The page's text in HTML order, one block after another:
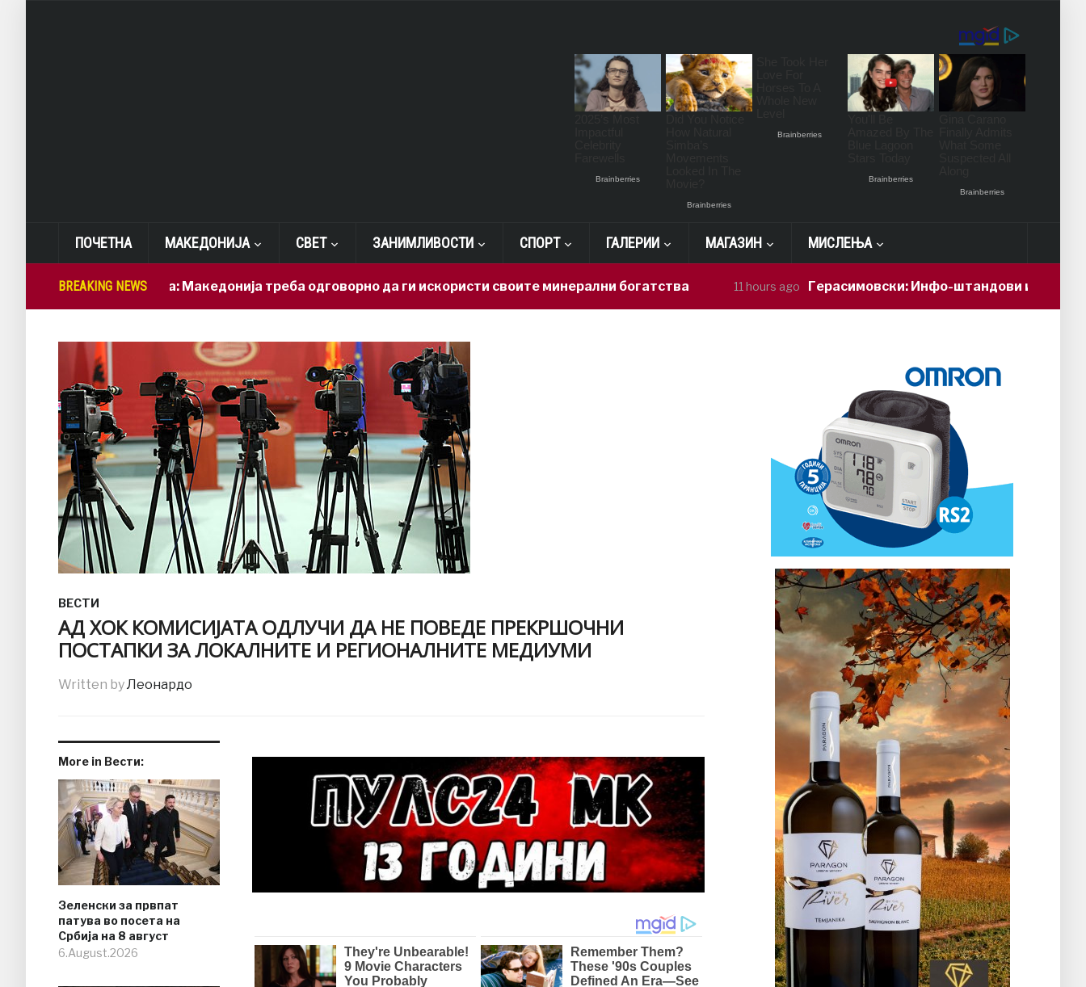
ПОЧЕТНА МАКЕДОНИЈА СВЕТ ЗАНИМЛИВОСТИ СПОРТ ГАЛЕРИИ МАГАЗИН МИСЛЕЊА
BREAKING NEWS
Лепиткова: Македонија треба одговорно да ги искористи своите минерални богатства 11 hours ago Герасимовски: Инфо-штандови и здравствени
ВЕСТИ
АД ХОК КОМИСИЈАТА ОДЛУЧИ ДА НЕ ПОВЕДЕ ПРЕКРШОЧНИ
ПОСТАПКИ ЗА ЛОКАЛНИТЕ И РЕГИОНАЛНИТЕ МЕДИУМИ
Written byЛеонардо
More in Вести:
Зеленски за првпат
патува во посета на
Србија на 8 август
6.August.2026